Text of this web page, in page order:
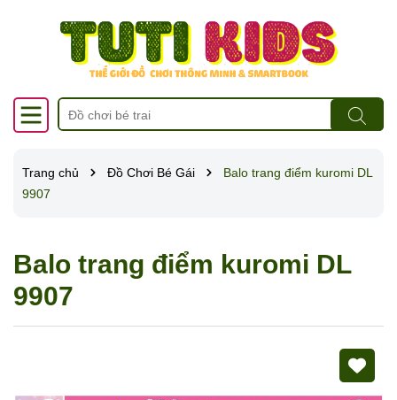
Trang chủ Đồ Chơi Bé Gái
Balo trang điểm kuromi DL
9907
Balo trang điểm kuromi DL
9907